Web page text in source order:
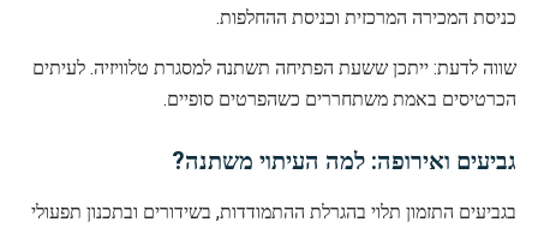
כניסת המכירה המרכזית וכניסת ההחלפות.
שווה לדעת: ייתכן ששעת הפתיחה תשתנה למסגרת טלוויזיה. לעיתים
הכרטיסים באמת משתחררים כשהפרטים סופיים.
גביעים ואירופה: למה העיתוי משתנה?
בגביעים התזמון תלוי בהגרלת ההתמודדות, בשידורים ובתכנון תפעולי